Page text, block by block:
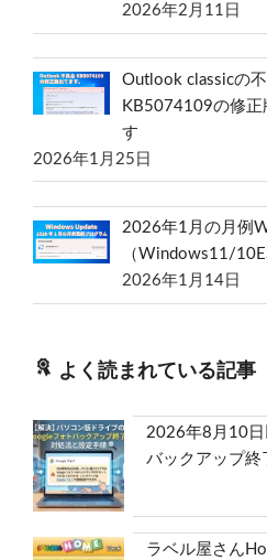
2026年2月11日
Outlook classicの
KB5074109の修
す
2026年1月25日
2026年1月の月例
（Windows11/
2026年1月14日
よく読まれている記事
2026年8月10
バックアップ終
ラベル屋さん